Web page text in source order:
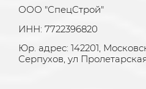
ООО "СпецСтрой"
ИНН: 7722396820
Юр. адрес: 142201,
Серпухов, ул